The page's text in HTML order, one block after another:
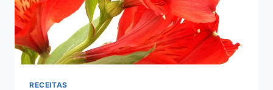
RECEITAS